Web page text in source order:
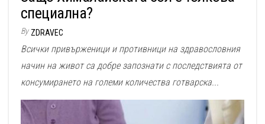
специална?
By ZDRAVEC
Всички привърженици и противници на здравословния
начин на живот са добре запознати с последствията от
консумирането на големи количества готварска...